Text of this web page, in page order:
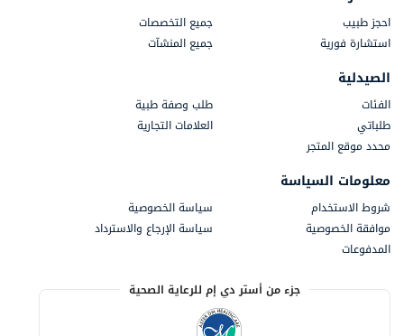
احجز طبيب
جميع التخصصات
استشارة فورية
جميع المنشآت
الصيدلية
الفئات
طلب وصفة طبية
طلباتي
العلامات التجارية
محدد موقع المتجر
معلومات السياسة
شروط الاستخدام
سياسة الخصوصية
موافقة الخصوصية
سياسة الإرجاع والاسترداد
المدفوعات
جزء من أستر دي إم للرعاية الصحية